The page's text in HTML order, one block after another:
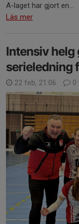
A-laget har gjort en...
Läs mer
Intensiv helg
serieledning
22 feb, 21:06 0